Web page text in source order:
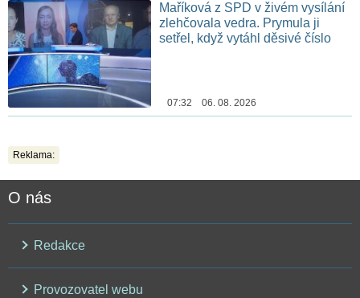
Maříková z SPD v živém vysílání
zlehčovala vedra. Prymula ji
setřel, když vytáhl děsivé číslo
07:32 06. 08. 2026
Reklama:
O nás
Redakce
Provozovatel webu